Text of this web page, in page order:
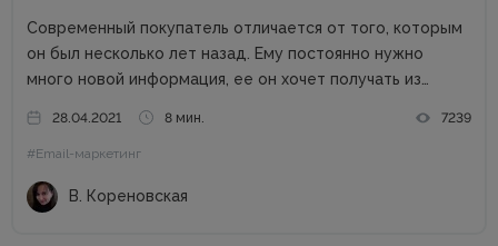
Современный покупатель отличается от того, которым
он был несколько лет назад. Ему постоянно нужно
много новой информация, ее он хочет получать из
омниканальным и он должен быть приоритетом бренда,
так как средний чек его...
28.04.2021 8 мин. 7239
#Email-маркетинг
В. Кореновская